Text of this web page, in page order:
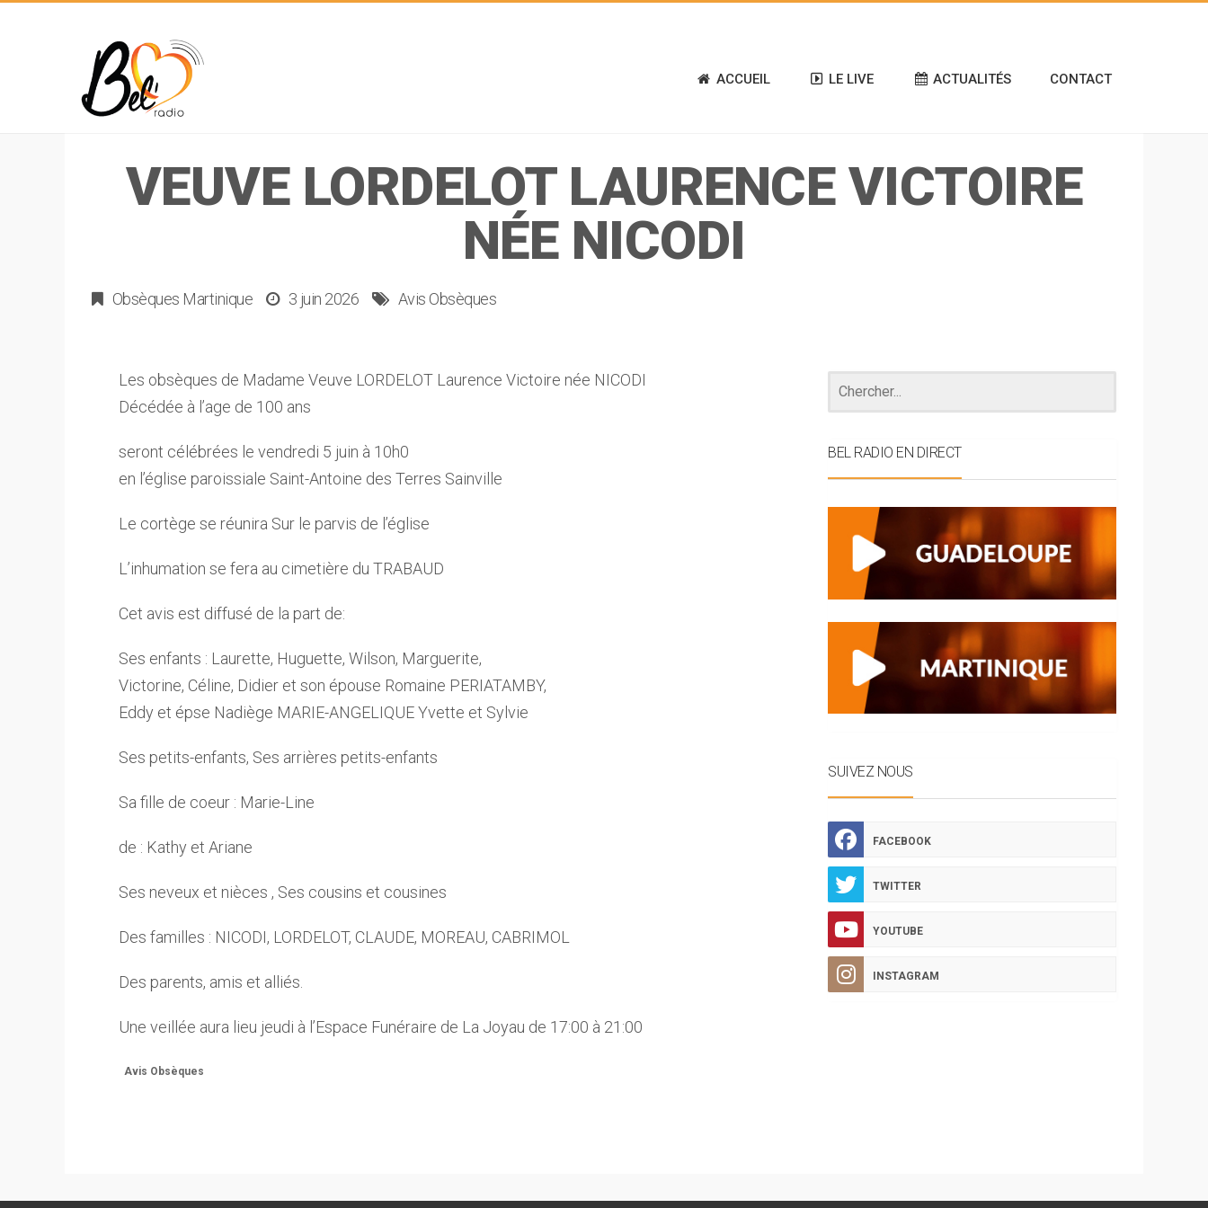
ACCUEIL LE LIVE ACTUALITÉS CONTACT
VEUVE LORDELOT LAURENCE VICTOIRE
NÉE NICODI
Obsèques Martinique 3 juin 2026 Avis Obsèques
Les obsèques de Madame Veuve LORDELOT Laurence Victoire née NICODI
Décédée à l’age de 100 ans
seront célébrées le vendredi 5 juin à 10h0
en l’église paroissiale Saint-Antoine des Terres Sainville
Le cortège se réunira Sur le parvis de l’église
L’inhumation se fera au cimetière du TRABAUD
Cet avis est diffusé de la part de:
Ses enfants : Laurette, Huguette, Wilson, Marguerite,
Victorine, Céline, Didier et son épouse Romaine PERIATAMBY,
Eddy et épse Nadiège MARIE-ANGELIQUE Yvette et Sylvie
Ses petits-enfants, Ses arrières petits-enfants
Sa fille de coeur : Marie-Line
de : Kathy et Ariane
Ses neveux et nièces , Ses cousins et cousines
Des familles : NICODI, LORDELOT, CLAUDE, MOREAU, CABRIMOL
Des parents, amis et alliés.
Une veillée aura lieu jeudi à l’Espace Funéraire de La Joyau de 17:00 à 21:00
Avis Obsèques
BEL RADIO EN DIRECT
SUIVEZ NOUS
FACEBOOK
TWITTER
YOUTUBE
INSTAGRAM